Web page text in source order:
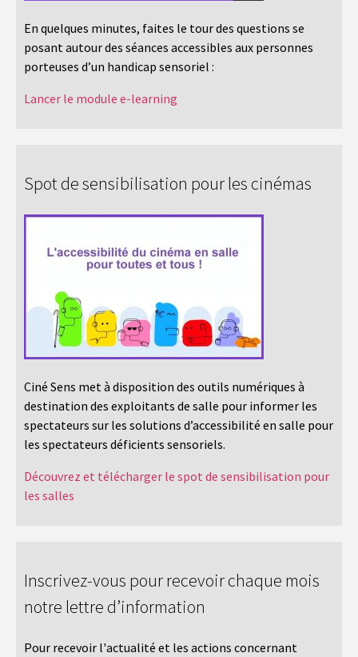
En quelques minutes, faites le tour des questions se
posant autour des séances accessibles aux personnes
porteuses d’un handicap sensoriel :
Lancer le module e-learning
Spot de sensibilisation pour les cinémas
Ciné Sens met à disposition des outils numériques à
destination des exploitants de salle pour informer les
spectateurs sur les solutions d’accessibilité en salle pour
les spectateurs déficients sensoriels.
Découvrez et télécharger le spot de sensibilisation pour
les salles
Inscrivez-vous pour recevoir chaque mois
notre lettre d’information
Pour recevoir l'actualité et les actions concernant